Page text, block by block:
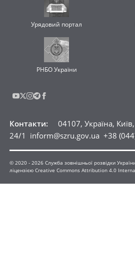
Урядовий портал
РНБО України
Контакти:
04107, Україна,
24/1 inform@szru.gov.ua +38
© 2020 -2026 Служба зовнішньої розвідки
ліцензією Creative Commons Attribution 4.0